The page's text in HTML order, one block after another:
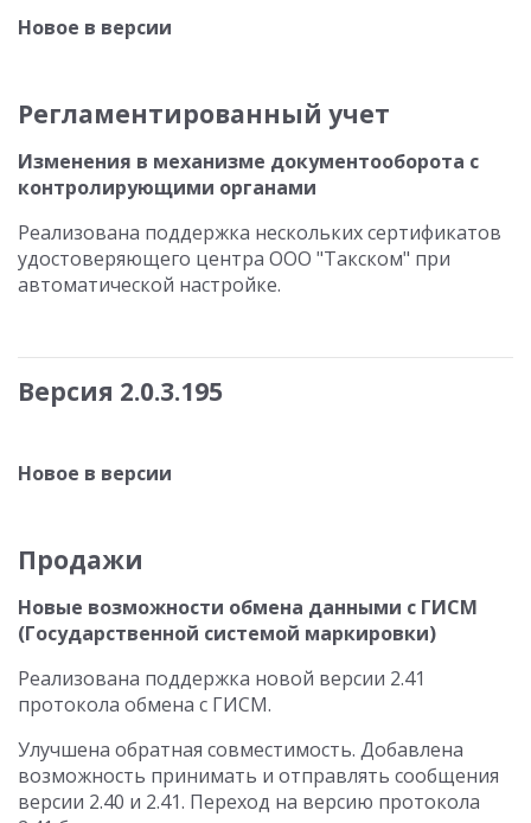
Новое в версии
Регламентированный учет
Изменения в механизме документооборота с
контролирующими органами
Реализована поддержка нескольких сертификатов
удостоверяющего центра ООО "Такском" при
автоматической настройке.
Версия 2.0.3.195
Новое в версии
Продажи
Новые возможности обмена данными с ГИСМ
(Государственной системой маркировки)
Реализована поддержка новой версии 2.41
протокола обмена с ГИСМ.
Улучшена обратная совместимость. Добавлена
возможность принимать и отправлять сообщения
версии 2.40 и 2.41. Переход на версию протокола